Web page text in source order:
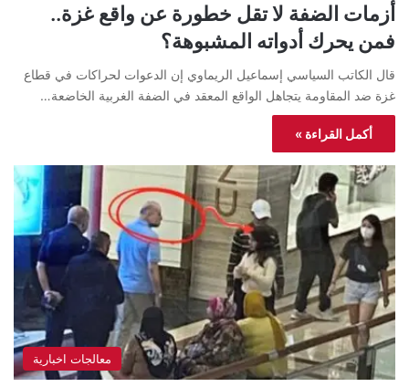
أزمات الضفة لا تقل خطورة عن واقع غزة..
فمن يحرك أدواته المشبوهة؟
قال الكاتب السياسي إسماعيل الريماوي إن الدعوات لحراكات في قطاع
غزة ضد المقاومة يتجاهل الواقع المعقد في الضفة الغربية الخاضعة…
أكمل القراءة »
معالجات اخبارية